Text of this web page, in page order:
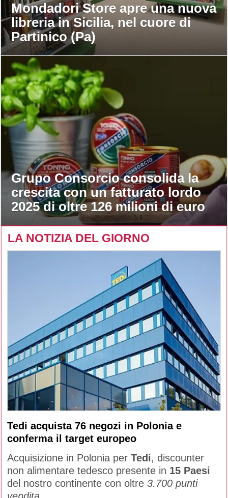
Mondadori Store apre una nuova
libreria in Sicilia, nel cuore di
Partinico (Pa)
Grupo Consorcio consolida la
crescita con un fatturato lordo
2025 di oltre 126 milioni di euro
LA NOTIZIA DEL GIORNO
Tedi acquista 76 negozi in Polonia e
conferma il target europeo
Acquisizione in Polonia per Tedi, discounter
non alimentare tedesco presente in 15 Paesi
del nostro continente con oltre 3.700 punti